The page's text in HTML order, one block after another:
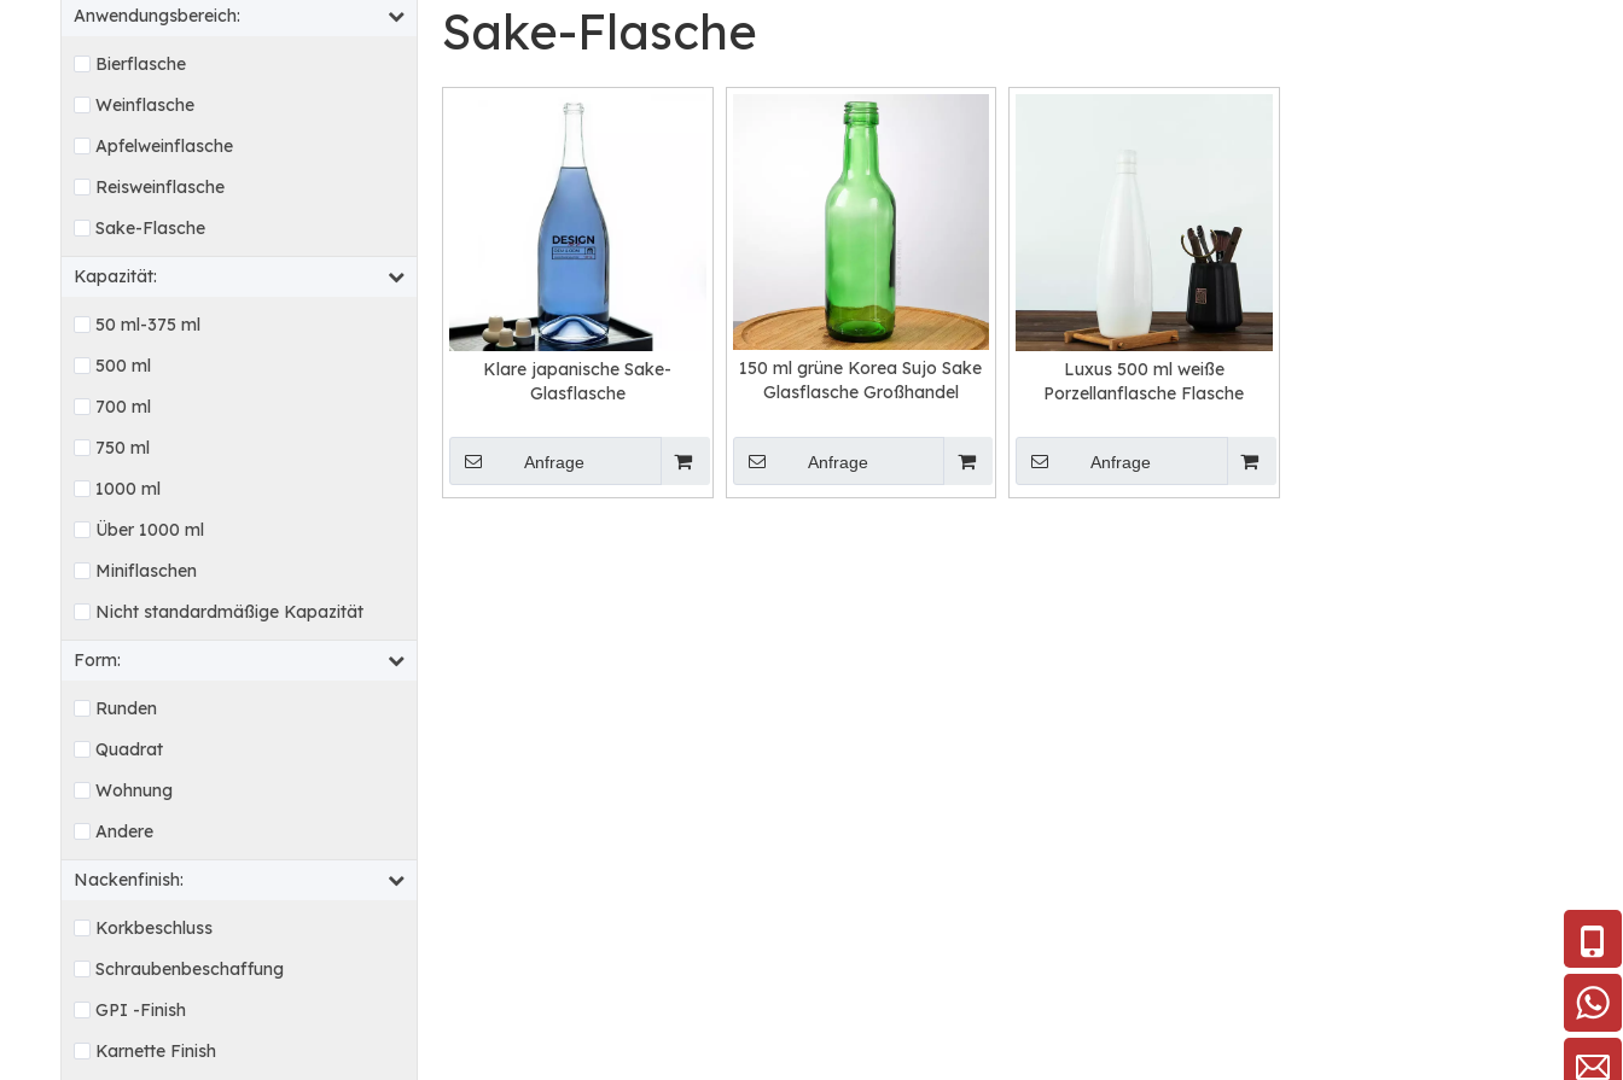
Anwendungsbereich:
Bierflasche
Weinflasche
Apfelweinflasche
Reisweinflasche
Sake-Flasche
Kapazität:
50 ml-375 ml
500 ml
700 ml
750 ml
1000 ml
Über 1000 ml
Miniflaschen
Nicht standardmäßige Kapazität
Form:
Runden
Quadrat
Wohnung
Andere
Nackenfinish:
Korkbeschluss
Schraubenbeschaffung
GPI -Finish
Karnette Finish
Sake-Flasche
Klare japanische Sake-
Glasflasche
Anfrage
150 ml grüne Korea Sujo Sake
Glasflasche Großhandel
Anfrage
Luxus 500 ml weiße
Porzellanflasche Flasche
Anfrage